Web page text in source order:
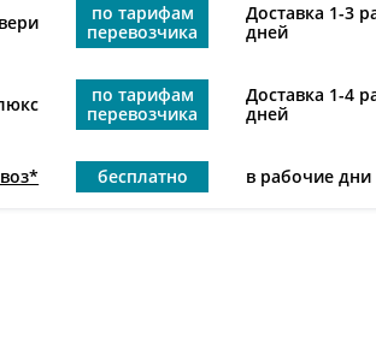
по тарифам
перевозчика
Доставка 1-3
дней
по тарифам
перевозчика
Доставка 1-4
дней
бесплатно в рабочие дни